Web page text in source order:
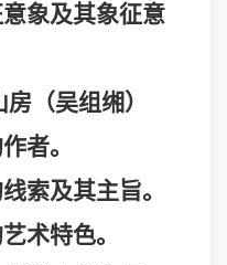
象及其象征意
（吴组缃）
者。
索及其主旨。
术特色。